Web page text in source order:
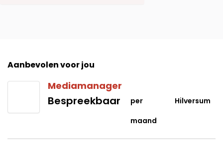
Aanbevolen voor jou
Mediamanager
Bespreekbaar
per
maand
Hilversum